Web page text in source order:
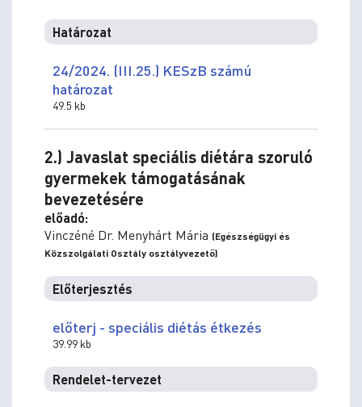
Határozat
24/2024. (III.25.) KESzB számú
határozat
49.5 kb
2.) Javaslat speciális diétára szoruló
gyermekek támogatásának
bevezetésére
előadó:
Vinczéné Dr. Menyhárt Mária (Egészségügyi és
Közszolgálati Osztály osztályvezető)
Előterjesztés
előterj - speciális diétás étkezés
39.99 kb
Rendelet-tervezet